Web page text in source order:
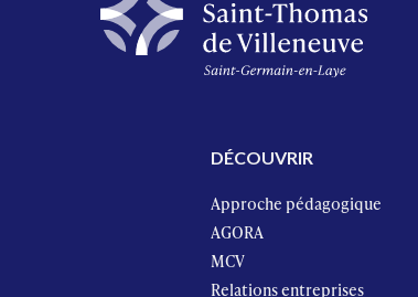
DÉCOUVRIR
Approche pédagogique
AGORA
MCV
Relations entreprises